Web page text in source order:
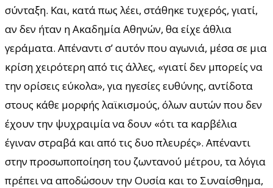
σύνταξη. Και, κατά πως λέει, στάθηκε τυχερός, γιατί,
αν δεν ήταν η Ακαδημία Αθηνών, θα είχε άθλια
γεράματα. Απέναντι σ’ αυτόν που αγωνιά, μέσα σε μια
κρίση χειρότερη από τις άλλες, «γιατί δεν μπορείς να
την ορίσεις εύκολα», για ηγεσίες ευθύνης, αντίδοτα
στους κάθε μορφής λαϊκισμούς, όλων αυτών που δεν
έχουν την ψυχραιμία να δουν «ότι τα καρβέλια
έγιναν στραβά και από τις δυο πλευρές». Απέναντι
στην προσωποποίηση του ζωντανού μέτρου, τα λόγια
πρέπει να αποδώσουν την Ουσία και το Συναίσθημα,